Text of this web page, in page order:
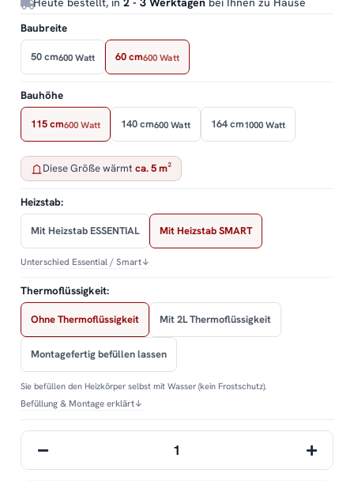
Baubreite
50 cm600 Watt 60 cm600 Watt
Bauhöhe
115 cm600 Watt 140 cm600 Watt 164 cm1000 Watt
Diese Größe wärmt ca. 5 m²
Heizstab:
Mit Heizstab ESSENTIAL Mit Heizstab SMART
Unterschied Essential / Smart↓
Thermoflüssigkeit:
Ohne Thermoflüssigkeit Mit 2L Thermoflüssigkeit
Montagefertig befüllen lassen
Sie befüllen den Heizkörper selbst mit Wasser (kein Frostschutz).
Befüllung & Montage erklärt↓